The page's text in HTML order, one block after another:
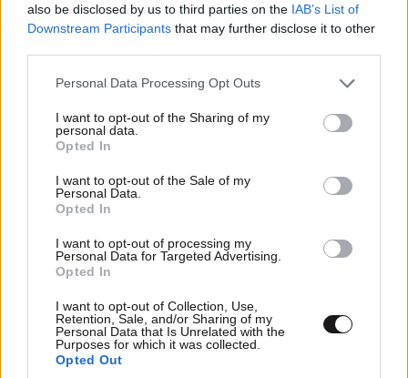
also be disclosed by us to third parties on the IAB’s List of
Downstream Participants that may further disclose it to other
Please note that this website/app uses one or more Google
not limited to your visit or usage behaviour. You may click to
grant or deny consent to Google and its third-party tags to
use your data for below specified purposes in below Google
consent section.
Personal Data Processing Opt Outs
I want to opt-out of the Sharing of my
personal data.
Opted In
I want to opt-out of the Sale of my
Personal Data.
Opted In
I want to opt-out of processing my
Personal Data for Targeted Advertising.
Opted In
I want to opt-out of Collection, Use,
Retention, Sale, and/or Sharing of my
Personal Data that Is Unrelated with the
Purposes for which it was collected.
Opted Out